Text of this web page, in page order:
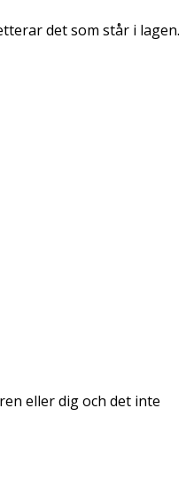
det som står i lagen.
eller dig och det inte